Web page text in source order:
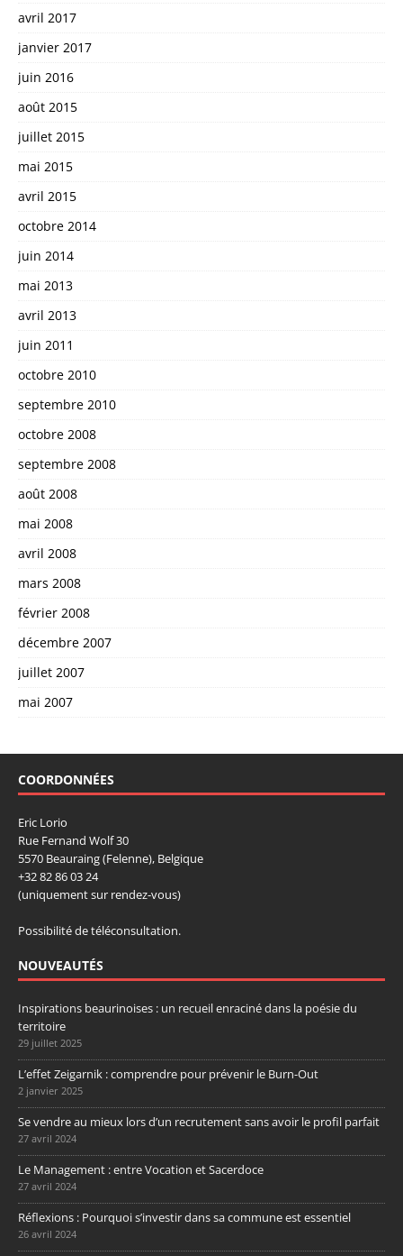
avril 2017
janvier 2017
juin 2016
août 2015
juillet 2015
mai 2015
avril 2015
octobre 2014
juin 2014
mai 2013
avril 2013
juin 2011
octobre 2010
septembre 2010
octobre 2008
septembre 2008
août 2008
mai 2008
avril 2008
mars 2008
février 2008
décembre 2007
juillet 2007
mai 2007
COORDONNÉES
Eric Lorio
Rue Fernand Wolf 30
5570 Beauraing (Felenne), Belgique
+32 82 86 03 24
(uniquement sur rendez-vous)
Possibilité de téléconsultation.
NOUVEAUTÉS
Inspirations beaurinoises : un recueil enraciné dans la poésie du
territoire
29 juillet 2025
L’effet Zeigarnik : comprendre pour prévenir le Burn-Out
2 janvier 2025
Se vendre au mieux lors d’un recrutement sans avoir le profil parfait
27 avril 2024
Le Management : entre Vocation et Sacerdoce
27 avril 2024
Réflexions : Pourquoi s’investir dans sa commune est essentiel
26 avril 2024